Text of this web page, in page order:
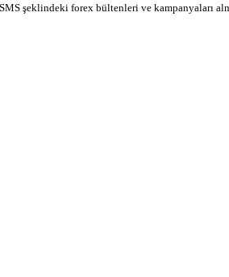
şeklindeki forex bültenleri ve kampanyaları